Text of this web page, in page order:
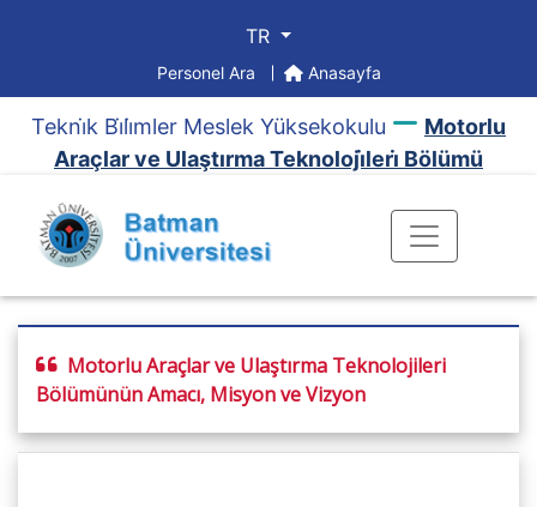
TR
Personel Ara Anasayfa
Tekni̇k Bi̇li̇mler Meslek Yüksekokulu
Motorlu
Araçlar ve Ulaştırma Teknoloji̇leri̇ Bölümü
Motorlu Araçlar ve Ulaştırma Teknolojileri
Bölümünün Amacı, Misyon ve Vizyon